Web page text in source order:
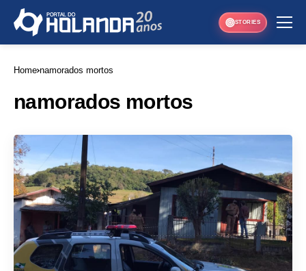
STORIES
Home namorados mortos
namorados mortos